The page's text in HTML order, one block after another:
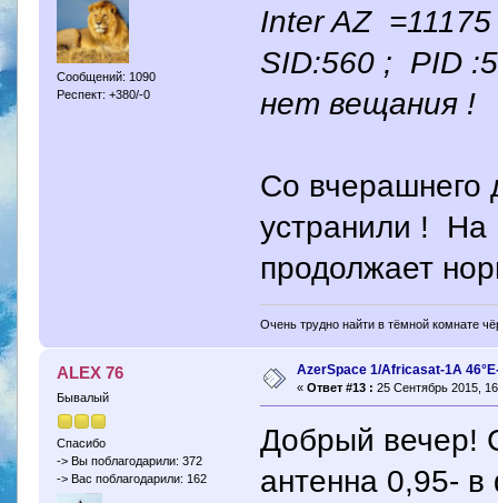
Сообщений: 1090
Респект: +380/-0
Inter AZ
SID:560 ; PID
нет вещания !
Со вчерашнего
устранили ! На
продолжает
Очень трудно найти в тёмной комнате
ALEX 76
Бывалый
Спасибо
-> Вы поблагодарили: 372
-> Вас поблагодарили: 162
AzerSpace 1/Africasat-1A
« Ответ #13 : 25 Сентябрь 2015,
Добрый вечер!
антенна 0,95- в